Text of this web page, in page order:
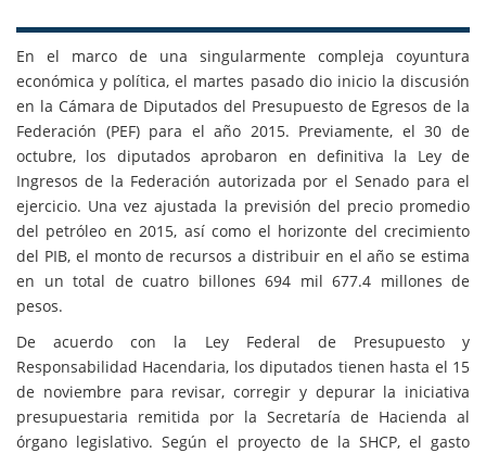
En el marco de una singularmente compleja coyuntura
económica y política, el martes pasado dio inicio la discusión
en la Cámara de Diputados del Presupuesto de Egresos de la
Federación (PEF) para el año 2015. Previamente, el 30 de
octubre, los diputados aprobaron en definitiva la Ley de
Ingresos de la Federación autorizada por el Senado para el
ejercicio. Una vez ajustada la previsión del precio promedio
del petróleo en 2015, así como el horizonte del crecimiento
del PIB, el monto de recursos a distribuir en el año se estima
en un total de cuatro billones 694 mil 677.4 millones de
pesos.
De acuerdo con la Ley Federal de Presupuesto y
Responsabilidad Hacendaria, los diputados tienen hasta el 15
de noviembre para revisar, corregir y depurar la iniciativa
presupuestaria remitida por la Secretaría de Hacienda al
órgano legislativo. Según el proyecto de la SHCP, el gasto